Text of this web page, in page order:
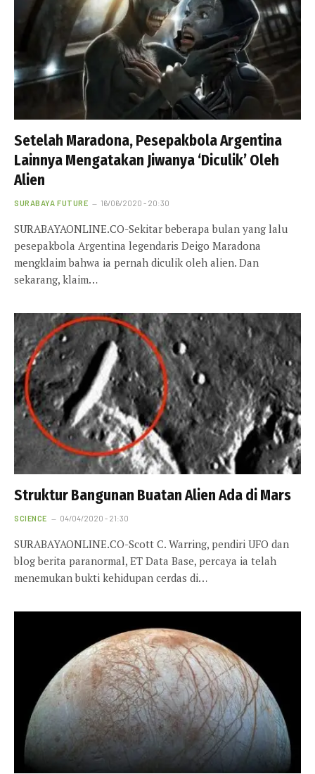
Setelah Maradona, Pesepakbola Argentina
Lainnya Mengatakan Jiwanya ‘Diculik’ Oleh
Alien
SURABAYA FUTURE 16/06/2020 - 20:30
SURABAYAONLINE.CO-Sekitar beberapa bulan yang lalu
pesepakbola Argentina legendaris Deigo Maradona
mengklaim bahwa ia pernah diculik oleh alien. Dan
sekarang, klaim…
Struktur Bangunan Buatan Alien Ada di Mars
SCIENCE 04/04/2020 - 21:30
SURABAYAONLINE.CO-Scott C. Warring, pendiri UFO dan
blog berita paranormal, ET Data Base, percaya ia telah
menemukan bukti kehidupan cerdas di…